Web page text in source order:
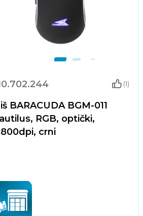
(1)
BARACUDA BGM-011
RGB, optički,
crni